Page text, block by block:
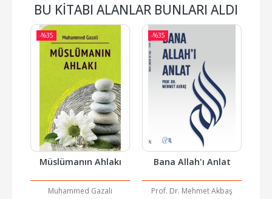
BU KITABI ALANLAR BUNLARI ALDI
-%35
Müslümanın Ahlakı
Muhammed Gazali
-%35
Bana Allah'ı Anlat
Prof. Dr. Mehmet Akbaş